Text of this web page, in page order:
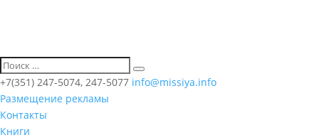
+7(351) 247-5074, 247-5077 info@missiya.info
Размещение рекламы
Контакты
Книги